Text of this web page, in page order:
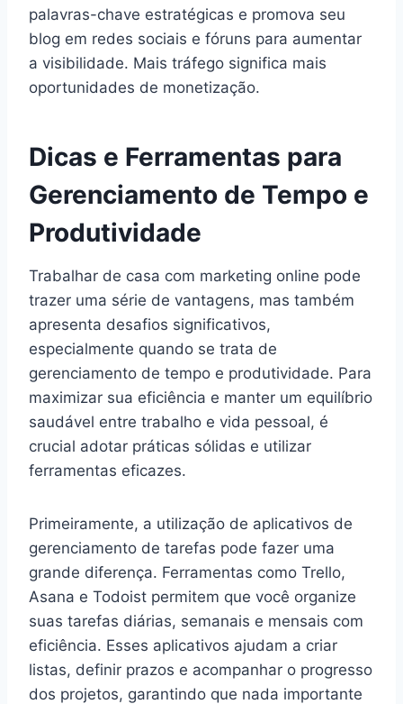
palavras-chave estratégicas e promova seu
blog em redes sociais e fóruns para aumentar
a visibilidade. Mais tráfego significa mais
oportunidades de monetização.
Dicas e Ferramentas para
Gerenciamento de Tempo e
Produtividade
Trabalhar de casa com marketing online pode
trazer uma série de vantagens, mas também
apresenta desafios significativos,
especialmente quando se trata de
gerenciamento de tempo e produtividade. Para
maximizar sua eficiência e manter um equilíbrio
saudável entre trabalho e vida pessoal, é
crucial adotar práticas sólidas e utilizar
ferramentas eficazes.
Primeiramente, a utilização de aplicativos de
gerenciamento de tarefas pode fazer uma
grande diferença. Ferramentas como Trello,
Asana e Todoist permitem que você organize
suas tarefas diárias, semanais e mensais com
eficiência. Esses aplicativos ajudam a criar
listas, definir prazos e acompanhar o progresso
dos projetos, garantindo que nada importante